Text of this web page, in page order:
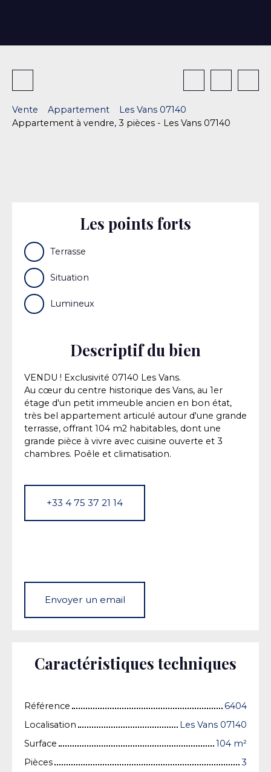
Vente Appartement
Les Vans 07140
Appartement à vendre, 3 pièces - Les Vans 07140
Les points forts
Terrasse
Situation
Lumineux
Descriptif du bien
VENDU ! Exclusivité 07140 Les Vans.
Au cœur du centre historique des Vans, au 1er
étage d'un petit immeuble ancien en bon état,
très bel appartement articulé autour d'une grande
terrasse, offrant 104 m2 habitables, dont une
grande pièce à vivre avec cuisine ouverte et 3
chambres. Poêle et climatisation.
+33 4 75 37 21 14
Envoyer un email
Caractéristiques techniques
Référence
6404
Localisation
Les Vans 07140
Surface
104 m²
Pièces
3